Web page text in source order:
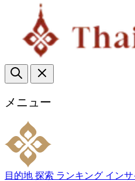
メニュー
目的地 探索 ランキング インサ